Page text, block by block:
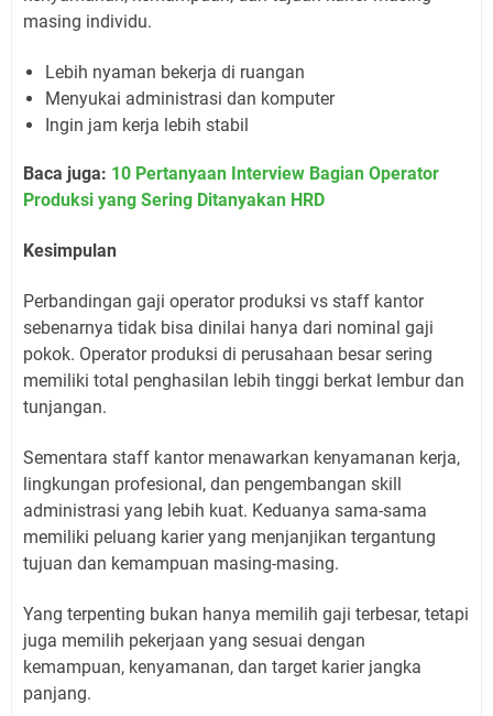
masing individu.
Lebih nyaman bekerja di ruangan
Menyukai administrasi dan komputer
Ingin jam kerja lebih stabil
Baca juga: 10 Pertanyaan Interview Bagian Operator
Produksi yang Sering Ditanyakan HRD
Kesimpulan
Perbandingan gaji operator produksi vs staff kantor
sebenarnya tidak bisa dinilai hanya dari nominal gaji
pokok. Operator produksi di perusahaan besar sering
memiliki total penghasilan lebih tinggi berkat lembur dan
tunjangan.
Sementara staff kantor menawarkan kenyamanan kerja,
lingkungan profesional, dan pengembangan skill
administrasi yang lebih kuat. Keduanya sama-sama
memiliki peluang karier yang menjanjikan tergantung
tujuan dan kemampuan masing-masing.
Yang terpenting bukan hanya memilih gaji terbesar, tetapi
juga memilih pekerjaan yang sesuai dengan
kemampuan, kenyamanan, dan target karier jangka
panjang.